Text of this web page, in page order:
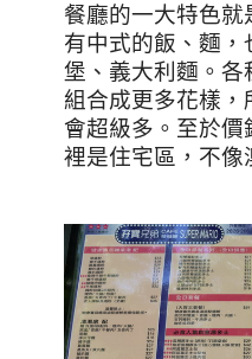
餐廳的一大特色就
有中式的飯、麵
堡、義大利麵。各
組合成更多花樣，
會超級多。至於
裡是住宅區，不像